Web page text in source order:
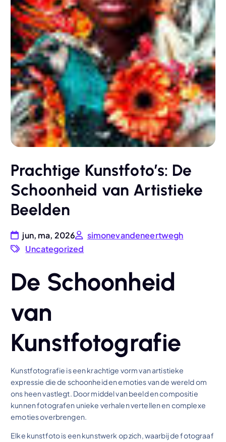
Prachtige Kunstfoto’s: De
Schoonheid van Artistieke
Beelden
jun, ma, 2026
simonevandeneertwegh
Uncategorized
De Schoonheid
van
Kunstfotografie
Kunstfotografie is een krachtige vorm van artistieke
expressie die de schoonheid en emoties van de wereld om
ons heen vastlegt. Door middel van beeld en compositie
kunnen fotografen unieke verhalen vertellen en complexe
emoties overbrengen.
Elke kunstfoto is een kunstwerk op zich, waarbij de fotograaf